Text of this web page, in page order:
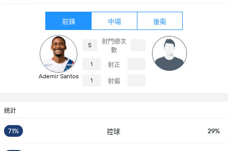
前鋒 中場 後衛
Ademir Santos
5
射門總次
數
1
射正
1 射偏
統計
71% 控球 29%